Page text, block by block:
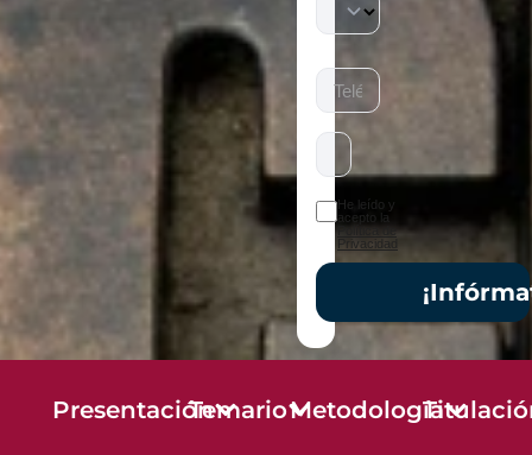
He leído y
acepto la
Privacidad
PresentaciónTemarioMetodología